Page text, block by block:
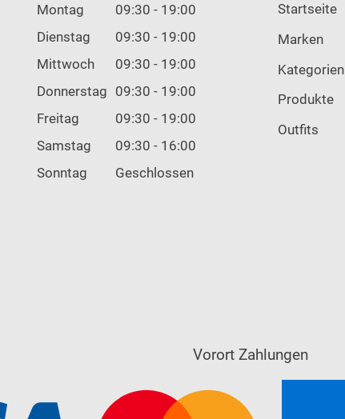
Montag
09:30 - 19:00
Dienstag
09:30 - 19:00
Mittwoch
09:30 - 19:00
Donnerstag 09:30 - 19:00
Freitag
09:30 - 19:00
Samstag
09:30 - 16:00
Sonntag
Geschlossen
Startseite
Marken
Kategorien
Produkte
Outfits
Vorort Zahlungen